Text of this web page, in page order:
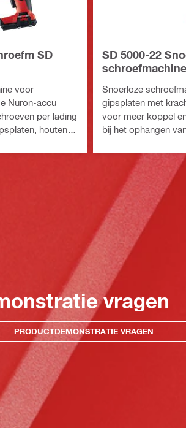
SD
voor
Nuron-accu
per lading
houten
SD 5000-22
Snoerloze
gipsplaten met
voor meer koppel
bij het ophangen
vragen
PRODUCTDEMONSTRATIE VRAGEN